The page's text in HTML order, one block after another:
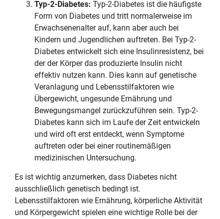
Typ-2-Diabetes: Typ-2-Diabetes ist die häufigste
Form von Diabetes und tritt normalerweise im
Erwachsenenalter auf, kann aber auch bei
Kindern und Jugendlichen auftreten. Bei Typ-2-
Diabetes entwickelt sich eine Insulinresistenz, bei
der der Körper das produzierte Insulin nicht
effektiv nutzen kann. Dies kann auf genetische
Veranlagung und Lebensstilfaktoren wie
Übergewicht, ungesunde Ernährung und
Bewegungsmangel zurückzuführen sein. Typ-2-
Diabetes kann sich im Laufe der Zeit entwickeln
und wird oft erst entdeckt, wenn Symptome
auftreten oder bei einer routinemäßigen
medizinischen Untersuchung.
Es ist wichtig anzumerken, dass Diabetes nicht
ausschließlich genetisch bedingt ist.
Lebensstilfaktoren wie Ernährung, körperliche Aktivität
und Körpergewicht spielen eine wichtige Rolle bei der